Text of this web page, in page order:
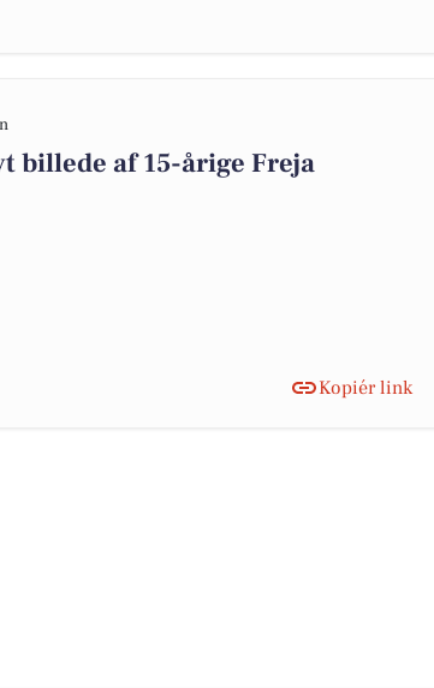
billede af 15-årige Freja
Kopiér link